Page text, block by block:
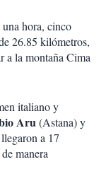
hora, cinco
26.85 kilómetros,
a la montaña Cima
italiano y
Aru(Astana) y
a 17
manera